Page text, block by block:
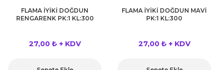
FLAMA İYİKİ DOĞDUN
RENGARENK PK:1 KL:300
27,00 ₺ + KDV
FLAMA İYİKİ DOĞDUN MAVİ
PK:1 KL:300
27,00 ₺ + KDV